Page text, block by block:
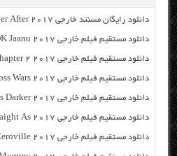
دانلود رایگان مسنتد خارجی Britney Ever After 2017 با لینک مستقیم
دانلود مستقیم فیلم خارجی OK Jaanu 2017 از سرور سایت
دانلود مستقیم فیلم خارجی John Wick: Chapter 2 2017 از سرور سایت
دانلود مستقیم فیلم خارجی Cross Wars 2017 از سرور سایت
دانلود مستقیم فیلم خارجی Fifty Shades Darker 2017 از سرور سایت
دانلود مستقیم فیلم خارجی From Straight As 2017 از سرور سایت
دانلود مستقیم فیلم خارجی Zeroville 2017 از سرور سایت